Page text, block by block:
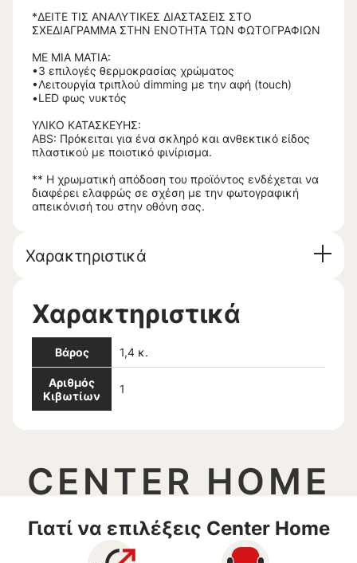
*ΔΕΙΤΕ ΤΙΣ ΑΝΑΛΥΤΙΚΕΣ ΔΙΑΣΤΑΣΕΙΣ ΣΤΟ
ΣΧΕΔΙΑΓΡΑΜΜΑ ΣΤΗΝ ΕΝΟΤΗΤΑ ΤΩΝ ΦΩΤΟΓΡΑΦΙΩΝ
ΜΕ ΜΙΑ ΜΑΤΙΑ:
•3 επιλογές θερμοκρασίας χρώματος
•Λειτουργία τριπλού dimming με την αφή (touch)
•LED φως νυκτός
ΥΛΙΚΟ ΚΑΤΑΣΚΕΥΗΣ:
ABS: Πρόκειται για ένα σκληρό και ανθεκτικό είδος
πλαστικού με ποιοτικό φινίρισμα.
** Η χρωματική απόδοση του προϊόντος ενδέχεται να
διαφέρει ελαφρώς σε σχέση με την φωτογραφική
απεικόνισή του στην οθόνη σας.
Χαρακτηριστικά
Χαρακτηριστικά
Βάρος 1,4 κ.
Αριθμός
Κιβωτίων
1
CENTER HOME
Γιατί να επιλέξεις Center Home